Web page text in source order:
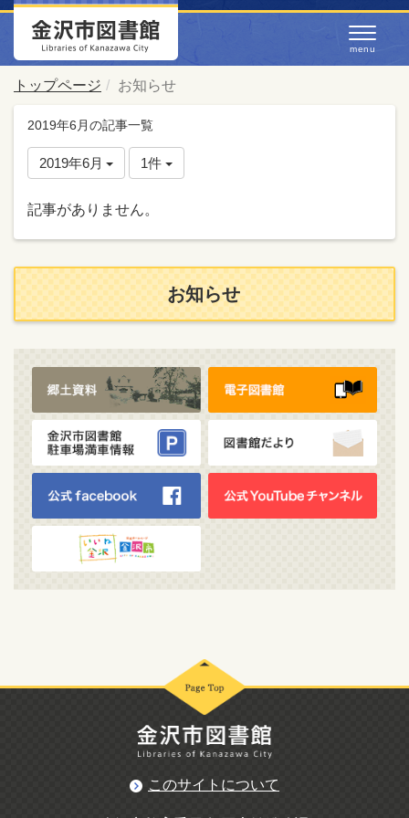
トップページ お知らせ
2019年6月の記事一覧
2019年6月 1件
記事がありません。
お知らせ
このサイトについて